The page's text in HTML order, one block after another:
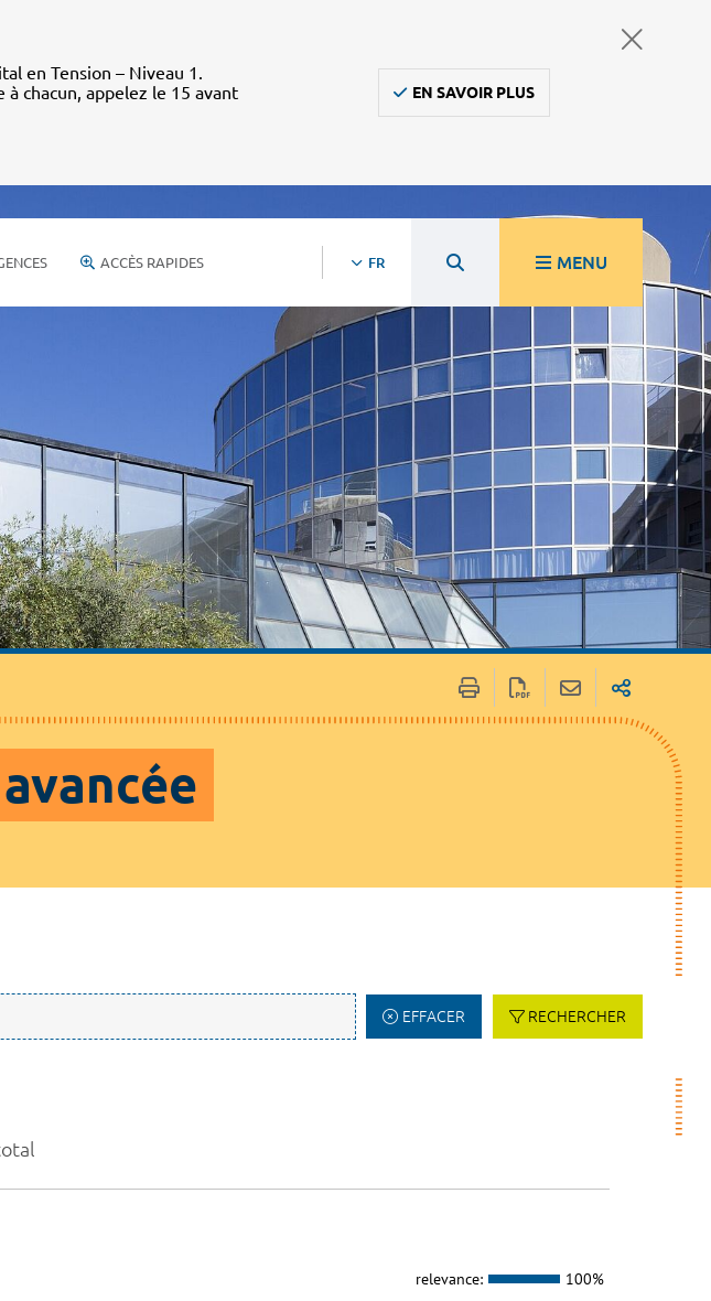
en Tension – Niveau 1.
chacun, appelez le 15 avant
EN SAVOIR PLUS
ACCÈS RAPIDES FR MENU
EFFACER RECHERCHER
relevance: 100%